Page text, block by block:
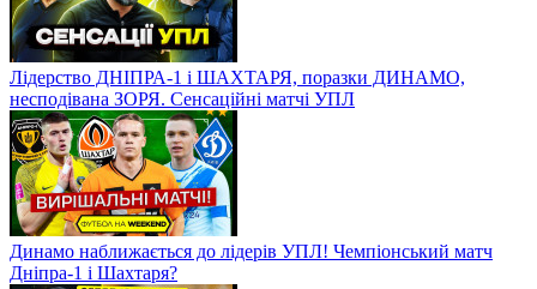
Лідерство ДНІПРА-1 і ШАХТАРЯ, поразки ДИНАМО,
несподівана ЗОРЯ. Сенсаційні матчі УПЛ
Динамо наближається до лідерів УПЛ! Чемпіонський матч
Дніпра-1 і Шахтаря?